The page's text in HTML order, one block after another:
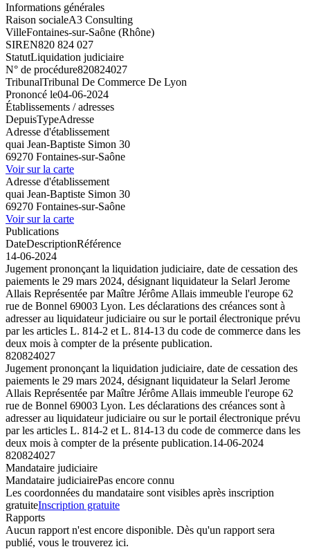
Informations générales
Raison socialeA3 Consulting
VilleFontaines-sur-Saône (Rhône)
SIREN820 824 027
StatutLiquidation judiciaire
N° de procédure820824027
TribunalTribunal De Commerce De Lyon
Prononcé le04-06-2024
Établissements / adresses
DepuisTypeAdresse
Adresse d'établissement
quai Jean-Baptiste Simon 30
69270 Fontaines-sur-Saône
Voir sur la carte
Adresse d'établissement
quai Jean-Baptiste Simon 30
69270 Fontaines-sur-Saône
Voir sur la carte
Publications
DateDescriptionRéférence
14-06-2024
Jugement prononçant la liquidation judiciaire, date de cessation des
paiements le 29 mars 2024, désignant liquidateur la Selarl Jerome
Allais Représentée par Maître Jérôme Allais immeuble l'europe 62
rue de Bonnel 69003 Lyon. Les déclarations des créances sont à
adresser au liquidateur judiciaire ou sur le portail électronique prévu
par les articles L. 814-2 et L. 814-13 du code de commerce dans les
deux mois à compter de la présente publication.
820824027
Jugement prononçant la liquidation judiciaire, date de cessation des
paiements le 29 mars 2024, désignant liquidateur la Selarl Jerome
Allais Représentée par Maître Jérôme Allais immeuble l'europe 62
rue de Bonnel 69003 Lyon. Les déclarations des créances sont à
adresser au liquidateur judiciaire ou sur le portail électronique prévu
par les articles L. 814-2 et L. 814-13 du code de commerce dans les
deux mois à compter de la présente publication.14-06-2024
820824027
Mandataire judiciaire
Mandataire judiciairePas encore connu
Les coordonnées du mandataire sont visibles après inscription
gratuiteInscription gratuite
Rapports
Aucun rapport n'est encore disponible. Dès qu'un rapport sera
publié, vous le trouverez ici.